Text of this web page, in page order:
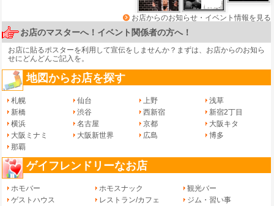
お店からのお知らせ・イベント情報を見る
お店のマスターへ！イベント関係者の方へ！
お店に貼るポスターを利用して宣伝をしませんか？まずは、 お店からのお知ら
せにどんどんご記入を。
地図からお店を探す
札幌 仙台 上野
浅草
新橋
渋谷 西新宿
新宿2丁目
横浜
名古屋 京都
大阪キタ
大阪ミナミ
大阪新世界 広島
博多
那覇
ゲイフレンドリーなお店
ホモバー ホモスナック
観光バー
ゲストハウス
レストラン/カフェ
ジム・習い事